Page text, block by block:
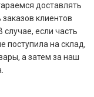
доставлять
клиентов
случае, если часть
поступила на склад,
а затем за наш